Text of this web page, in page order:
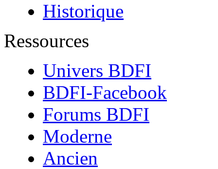
Historique
Ressources
Univers BDFI
BDFI-Facebook
Forums BDFI
Moderne
Ancien